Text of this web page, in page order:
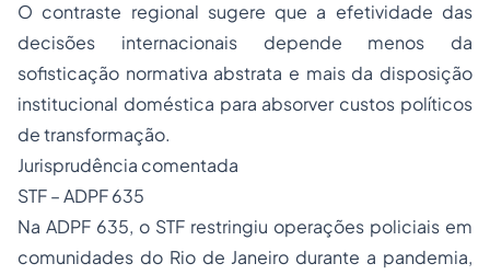
O contraste regional sugere que a efetividade das
decisões internacionais depende menos da
sofisticação normativa abstrata e mais da disposição
institucional doméstica para absorver custos políticos
de transformação.
Jurisprudência comentada
STF – ADPF 635
Na ADPF 635, o STF restringiu operações policiais em
comunidades do Rio de Janeiro durante a pandemia,